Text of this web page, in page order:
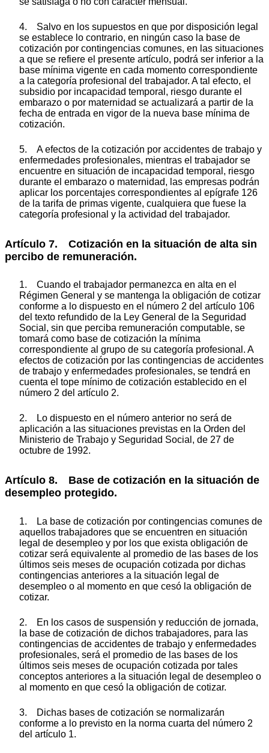
4. Salvo en los supuestos en que por disposición legal
se establece lo contrario, en ningún caso la base de
cotización por contingencias comunes, en las situaciones
a que se refiere el presente artículo, podrá ser inferior a la
base mínima vigente en cada momento correspondiente
a la categoría profesional del trabajador. A tal efecto, el
subsidio por incapacidad temporal, riesgo durante el
embarazo o por maternidad se actualizará a partir de la
fecha de entrada en vigor de la nueva base mínima de
cotización.
5. A efectos de la cotización por accidentes de trabajo y
enfermedades profesionales, mientras el trabajador se
encuentre en situación de incapacidad temporal, riesgo
durante el embarazo o maternidad, las empresas podrán
aplicar los porcentajes correspondientes al epígrafe 126
de la tarifa de primas vigente, cualquiera que fuese la
categoría profesional y la actividad del trabajador.
Artículo 7. Cotización en la situación de alta sin
percibo de remuneración.
1. Cuando el trabajador permanezca en alta en el
Régimen General y se mantenga la obligación de cotizar
conforme a lo dispuesto en el número 2 del artículo 106
del texto refundido de la Ley General de la Seguridad
Social, sin que perciba remuneración computable, se
tomará como base de cotización la mínima
correspondiente al grupo de su categoría profesional. A
efectos de cotización por las contingencias de accidentes
de trabajo y enfermedades profesionales, se tendrá en
cuenta el tope mínimo de cotización establecido en el
número 2 del artículo 2.
2. Lo dispuesto en el número anterior no será de
aplicación a las situaciones previstas en la Orden del
Ministerio de Trabajo y Seguridad Social, de 27 de
octubre de 1992.
Artículo 8. Base de cotización en la situación de
desempleo protegido.
1. La base de cotización por contingencias comunes de
aquellos trabajadores que se encuentren en situación
legal de desempleo y por los que exista obligación de
cotizar será equivalente al promedio de las bases de los
últimos seis meses de ocupación cotizada por dichas
contingencias anteriores a la situación legal de
desempleo o al momento en que cesó la obligación de
cotizar.
2. En los casos de suspensión y reducción de jornada,
la base de cotización de dichos trabajadores, para las
contingencias de accidentes de trabajo y enfermedades
profesionales, será el promedio de las bases de los
últimos seis meses de ocupación cotizada por tales
conceptos anteriores a la situación legal de desempleo o
al momento en que cesó la obligación de cotizar.
3. Dichas bases de cotización se normalizarán
conforme a lo previsto en la norma cuarta del número 2
del artículo 1.